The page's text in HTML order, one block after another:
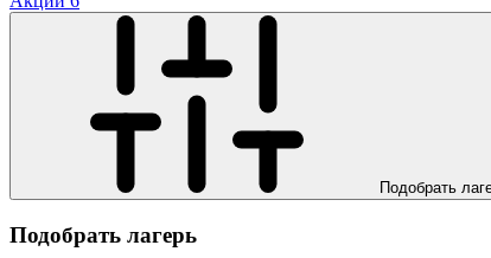
Подобрать
Подобрать лагерь